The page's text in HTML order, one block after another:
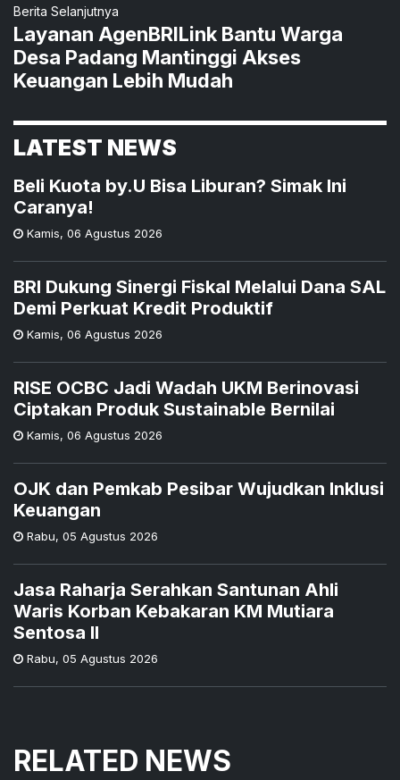
Berita Selanjutnya
Layanan AgenBRILink Bantu Warga
Desa Padang Mantinggi Akses
Keuangan Lebih Mudah
LATEST NEWS
Beli Kuota by.U Bisa Liburan? Simak Ini
Caranya!
Kamis, 06 Agustus 2026
BRI Dukung Sinergi Fiskal Melalui Dana SAL
Demi Perkuat Kredit Produktif
Kamis, 06 Agustus 2026
RISE OCBC Jadi Wadah UKM Berinovasi
Ciptakan Produk Sustainable Bernilai
Kamis, 06 Agustus 2026
OJK dan Pemkab Pesibar Wujudkan Inklusi
Keuangan
Rabu, 05 Agustus 2026
Jasa Raharja Serahkan Santunan Ahli
Waris Korban Kebakaran KM Mutiara
Sentosa II
Rabu, 05 Agustus 2026
RELATED NEWS